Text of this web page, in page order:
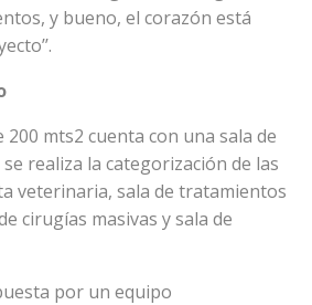
y bueno, el corazón está
200 mts2 cuenta con una sala de
realiza la categorización de las
veterinaria, sala de tratamientos
cirugías masivas y sala de
por un equipo